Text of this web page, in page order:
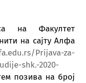
на Факултет
на сајту Алфа
Prijava-za-
shk.-2020-
позива на број